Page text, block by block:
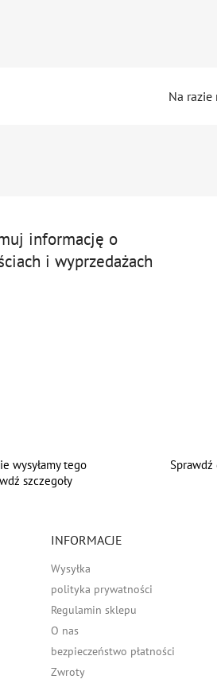
Na
informację o
i wyprzedażach
wysyłamy tego
szczegoły
INFORMACJE
Wysyłka
polityka prywatności
Regulamin sklepu
O nas
bezpieczeństwo płatności
Zwroty